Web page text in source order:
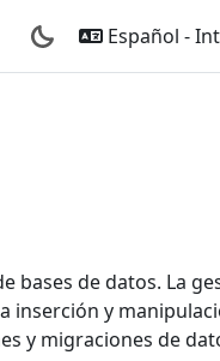
Español -
de datos. La
inserción y
y migraciones de